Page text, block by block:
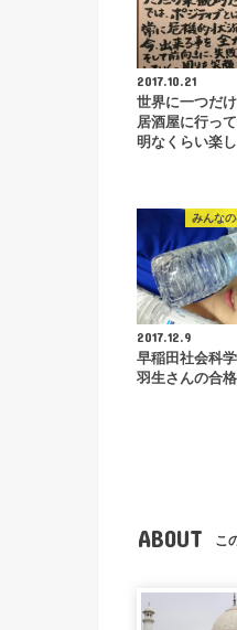
2017.10.21
世界に一つだ
居酒屋に行っ
明なくらい楽
みんな
2017.12.9
早稲田社会科
羽生さんの合
ABOUT こ